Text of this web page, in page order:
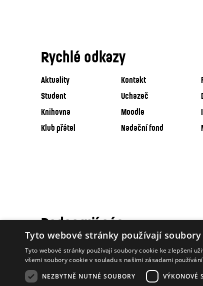
Rychlé odkazy
Aktuality Kontakt
Student
Uchazeč
Knihovna
Moodle
Klub přátel
Nadační fond
Podporují nás
Tyto webové stránky používají
Tyto webové stránky používají soubory cookie ke zlepšení
všemi soubory cookie v souladu s našimi zásadami
NEZBYTNĚ NUTNÉ SOUBORY
VÝKONOVÉ